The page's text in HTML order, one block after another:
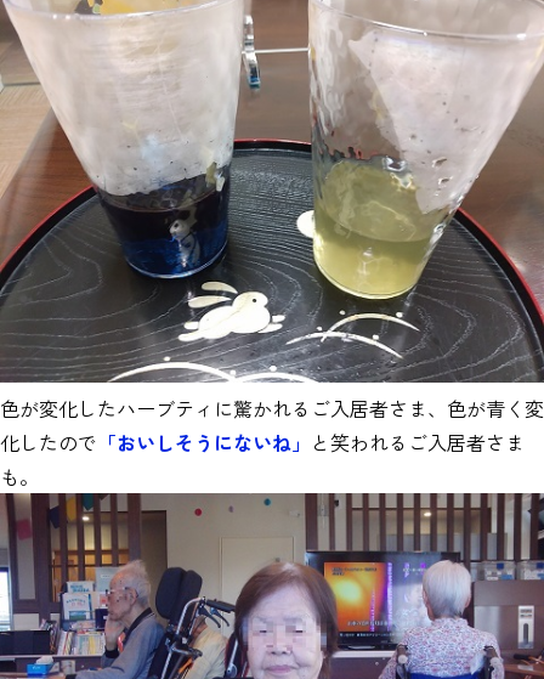
色が変化したハーブティに驚かれるご入居者さま、色が青く変
化したので 「おいしそうにないね」 と笑われるご入居者さま
も。